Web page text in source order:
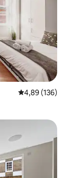
Prosječna
4,89 (136)